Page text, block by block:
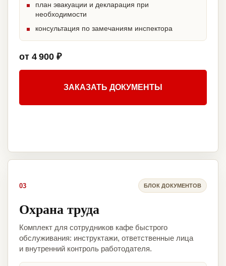
план эвакуации и декларация при
необходимости
консультация по замечаниям инспектора
от 4 900 ₽
ЗАКАЗАТЬ ДОКУМЕНТЫ
03 БЛОК ДОКУМЕНТОВ
Охрана труда
Комплект для сотрудников кафе быстрого
обслуживания: инструктажи, ответственные лица
и внутренний контроль работодателя.